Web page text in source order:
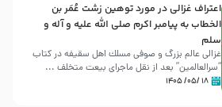
اعتراف غزالی در مورد توهین زشت عُمَر بن
الخطاب به پیامبر اکرم صلی الله علیه و آله و
سلم
غزالی عالم بزرگ و صوفی مسلك اهل سقيفه در کتاب
“سرالعالمین” بعد از نقل ماجرای بیعت متخلف ...
۱۸ /۰۵/ ۱۴۰۵